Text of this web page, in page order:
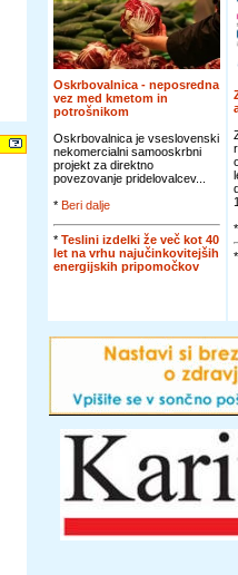
Oskrbovalnica - neposredna
vez med kmetom in
potrošnikom
Oskrbovalnica je vseslovenski
nekomercialni samooskrbni
projekt za direktno
povezovanje pridelovalcev...
* Beri dalje
* Teslini izdelki že več kot 40
let na vrhu najučinkovitejših
energijskih pripomočkov